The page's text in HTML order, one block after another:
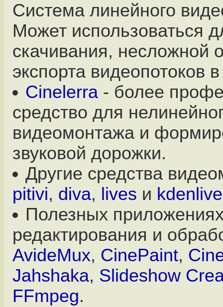
Система линейного
Может использоваться
скачивания, несложной
экспорта видеопотоков
Cinelerra - более
средство для
видеомонтажа и
звуковой дорожки.
Другие средства
pitivi, diva, lives и kdenlive
Полезных
редактирования и
AvideMux, CinePaint,
Jahshaka, Slideshow
FFmpeg.